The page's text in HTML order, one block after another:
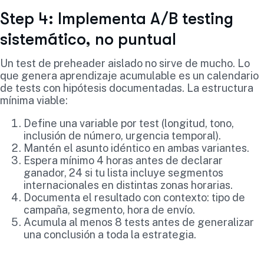
Step 4: Implementa A/B testing
sistemático, no puntual
Un test de preheader aislado no sirve de mucho. Lo
que genera aprendizaje acumulable es un calendario
de tests con hipótesis documentadas. La estructura
mínima viable:
Define una variable por test (longitud, tono,
inclusión de número, urgencia temporal).
Mantén el asunto idéntico en ambas variantes.
Espera mínimo 4 horas antes de declarar
ganador, 24 si tu lista incluye segmentos
internacionales en distintas zonas horarias.
Documenta el resultado con contexto: tipo de
campaña, segmento, hora de envío.
Acumula al menos 8 tests antes de generalizar
una conclusión a toda la estrategia.